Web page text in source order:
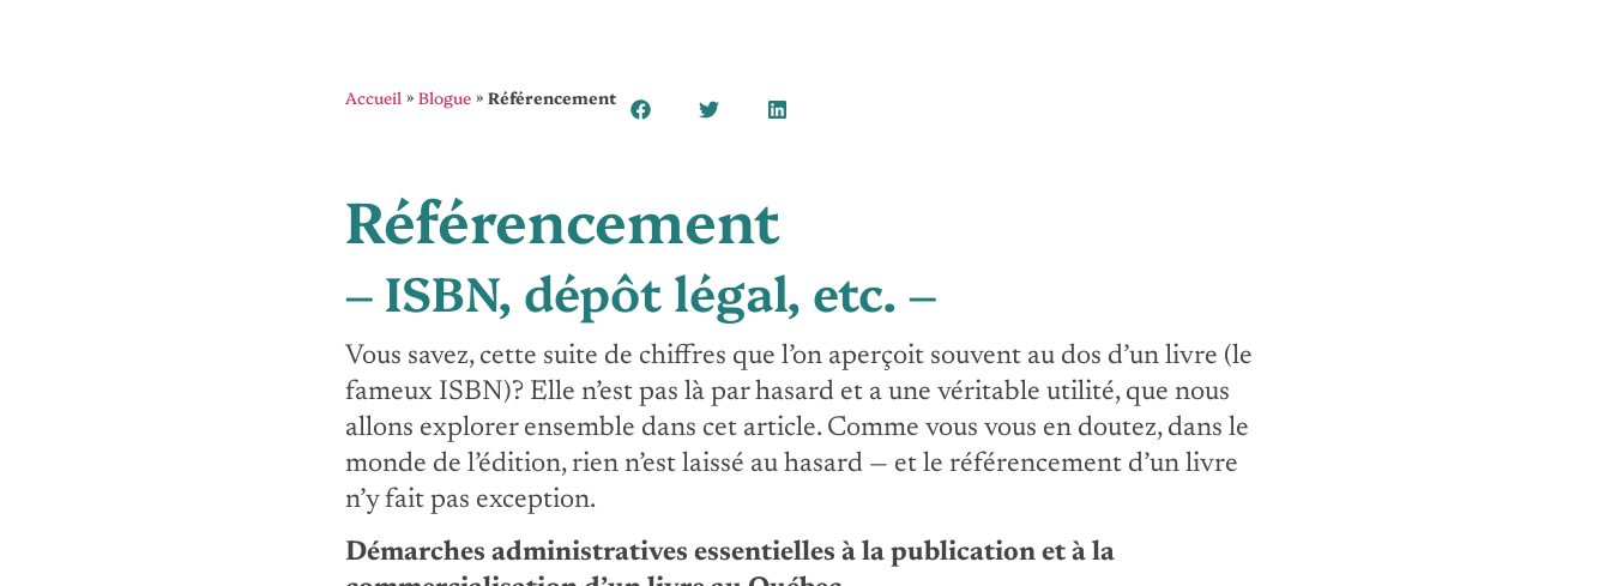
Accueil » Blogue » Référencement
Référencement
– ISBN, dépôt légal, etc. –
Vous savez, cette suite de chiffres que l’on aperçoit souvent au dos d’un livre (le
fameux ISBN)? Elle n’est pas là par hasard et a une véritable utilité, que nous
allons explorer ensemble dans cet article. Comme vous vous en doutez, dans le
monde de l’édition, rien n’est laissé au hasard — et le référencement d’un livre
n’y fait pas exception.
Démarches administratives essentielles à la publication et à la